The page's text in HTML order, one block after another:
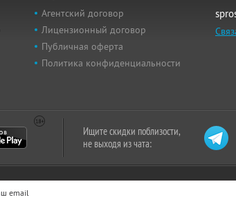
Агентский договор
Лицензионный договор
Публичная оферта
Политика конфиденциальности
Ищите скидки поблизости,
не выходя из чата: